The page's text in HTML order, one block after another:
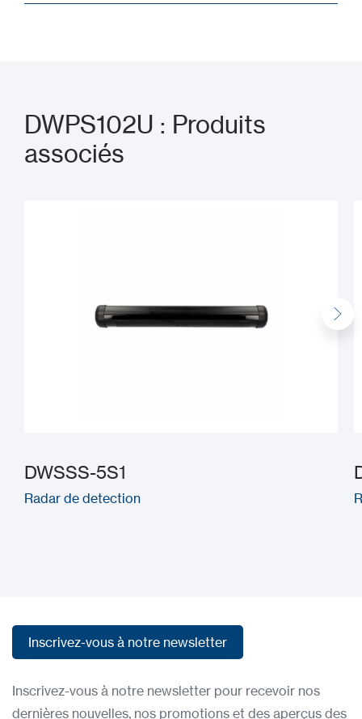
DWPS102U : Produits
associés
DWSSS-5S1
Radar de detection
Inscrivez-vous à notre newsletter
Inscrivez-vous à notre newsletter pour recevoir nos
dernières nouvelles, nos promotions et des aperçus des